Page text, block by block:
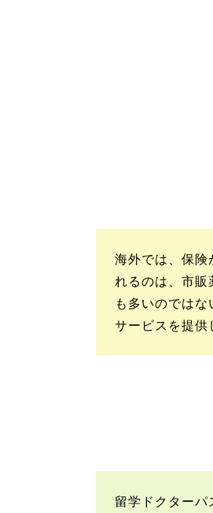
海外では、保
れるのは、市
も多いのでは
サービスを提供
留学ドクター